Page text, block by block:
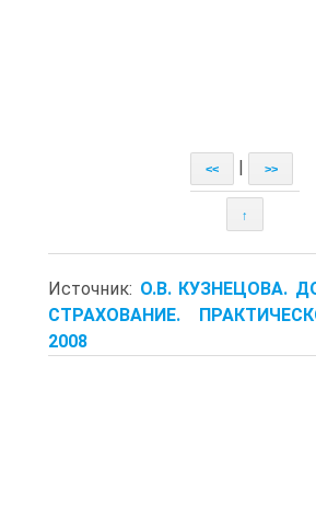
<< >>
↑
Источник: О.В. КУЗНЕЦОВА.
СТРАХОВАНИЕ.
2008